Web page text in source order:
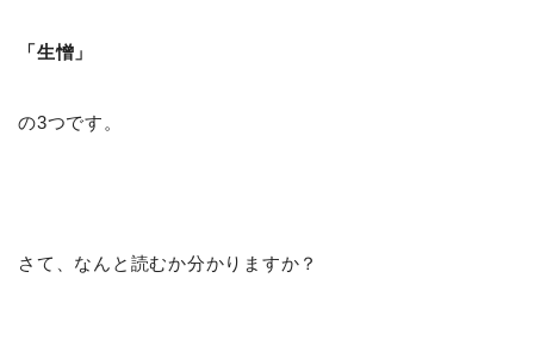
「生憎」
の3つです。
さて、なんと読むか分かりますか？